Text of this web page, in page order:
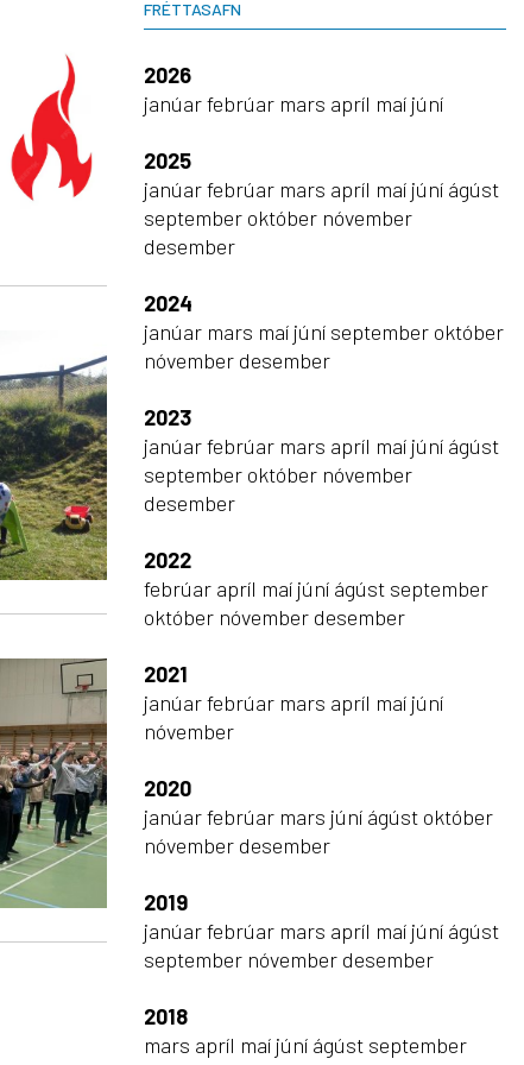
FRÉTTASAFN
2026
janúarfebrúar mars apríl maí júní
2025
janúarfebrúar mars apríl maí júní ágúst
september október nóvember
desember
2024
janúar mars maí júní september október
nóvember desember
2023
janúarfebrúar mars apríl maí júní ágúst
september október nóvember
desember
2022
febrúar apríl maí júní ágúst september
október nóvember desember
2021
janúarfebrúar mars apríl maí júní
nóvember
2020
janúarfebrúar mars júní ágúst október
nóvember desember
2019
janúarfebrúar mars apríl maí júní ágúst
september nóvember desember
2018
mars apríl maí júní ágúst september